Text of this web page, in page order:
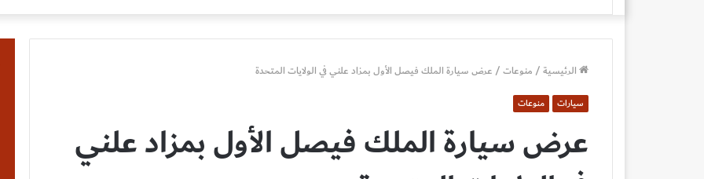
الرئيسية
الرئيسية/منوعات/عرض سيارة الملك فيصل الأول بمزاد علني في الولايات المتحدة
سيارات منوعات
عرض سيارة الملك فيصل الأول بمزاد علني